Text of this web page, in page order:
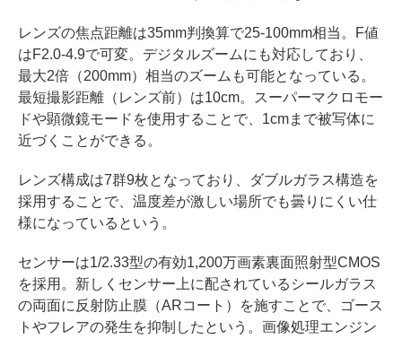
レンズの焦点距離は35mm判換算で25-100mm相当。F値
はF2.0-4.9で可変。デジタルズームにも対応しており、
最大2倍（200mm）相当のズームも可能となっている。
最短撮影距離（レンズ前）は10cm。スーパーマクロモー
ドや顕微鏡モードを使用することで、1cmまで被写体に
近づくことができる。
レンズ構成は7群9枚となっており、ダブルガラス構造を
採用することで、温度差が激しい場所でも曇りにくい仕
様になっているという。
センサーは1/2.33型の有効1,200万画素裏面照射型CMOS
を採用。新しくセンサー上に配されているシールガラス
の両面に反射防止膜（ARコート）を施すことで、ゴース
トやフレアの発生を抑制したという。画像処理エンジン